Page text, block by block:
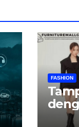
FASHION